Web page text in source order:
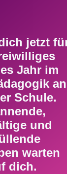
jetzt
Jahr im
an
Schule.
und
warten
dich.